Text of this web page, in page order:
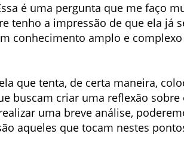
é uma pergunta que me faço
tenho a impressão de que ela já
conhecimento amplo e
que tenta, de certa maneira,
buscam criar uma reflexão
uma breve análise,
aqueles que tocam nestes